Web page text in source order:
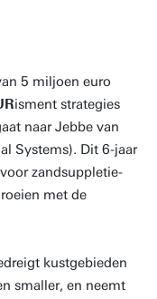
5 miljoen euro
isment strategies
naar Jebbe van
Systems). Dit 6-jaar
zandsuppletie-
met de
kustgebieden
smaller, en neemt